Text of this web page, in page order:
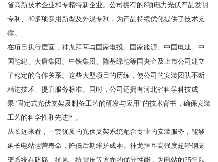
省高新技术企业和专精特新企业。公司拥有的8项电力光伏产品发明
专利、40多项实用新型及外观专利，为产品持续优化提供了技术支
撑。
在项目执行层面，神龙拜耳与国家电投、国家能源、中国电建、中
国能建、大唐集团、中铁集团、隆基绿能等国央企及上市公司建立
了稳定的合作关系。这些大型项目的历练，使公司的安装团队不断
精进技术、提升服务标准。同时，公司还拥有河北省科学科技成
果“固定式光伏支架及制备工艺的研发与应用”的技术背书，确保安装
工艺的科学性和先进性。
从长远来看，一套优质的光伏支架系统配合专业的安装服务，能够
延长电站运营寿命，降低后期维护成本。神龙拜耳高强度超轻钢支
架系统在防腐、抗风、抗雪压等方面的优异性能，为电站的25年以